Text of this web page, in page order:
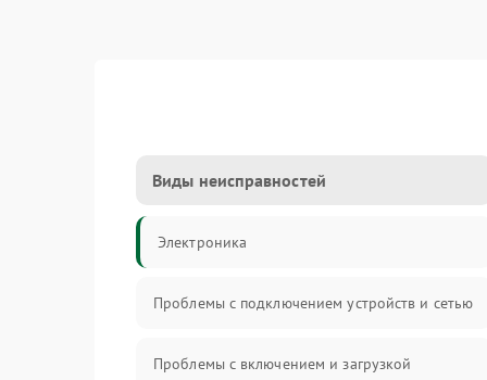
Виды неисправностей
Электроника
Проблемы с подключением устройств и сетью
Проблемы с включением и загрузкой